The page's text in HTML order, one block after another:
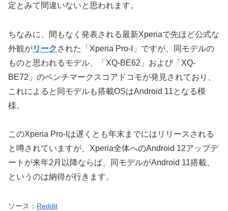
定とみて間違いないと思われます。
ちなみに、間もなく発表される最新Xperiaで先ほど公式な
外観がリーク された「Xperia Pro-I」ですが、同モデルの
ものと思われるモデル、「XQ-BE62」および「XQ-
BE72」のベンチマークスコアドコモが発見されており、
これによると同モデルも搭載OSはAndroid 11となる模
様。
このXperia Pro-Iは遅くとも年末までにはリリースされる
と噂されていますが、Xperia全体へのAndroid 12アップデ
ートが来年2月以降ならば、同モデルがAndroid 11搭載、
というのは納得が行きます。
ソース： Reddit